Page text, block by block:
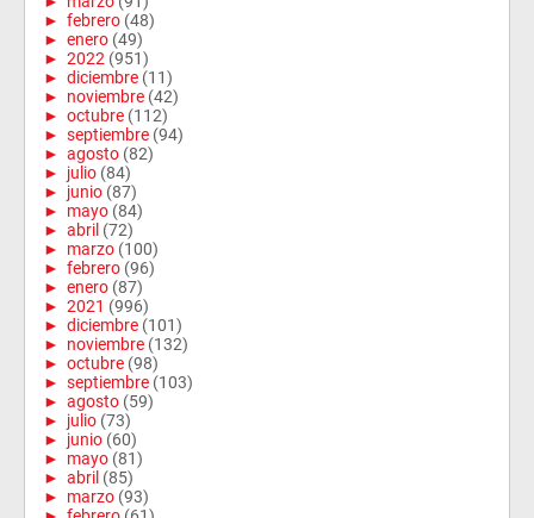
► febrero (48)
► enero (49)
► 2022 (951)
► diciembre (11)
► noviembre (42)
► octubre (112)
► septiembre (94)
► agosto (82)
► julio (84)
► junio (87)
► mayo (84)
► abril (72)
► marzo (100)
► febrero (96)
► enero (87)
► 2021 (996)
► diciembre (101)
► noviembre (132)
► octubre (98)
► septiembre (103)
► agosto (59)
► julio (73)
► junio (60)
► mayo (81)
► abril (85)
► marzo (93)